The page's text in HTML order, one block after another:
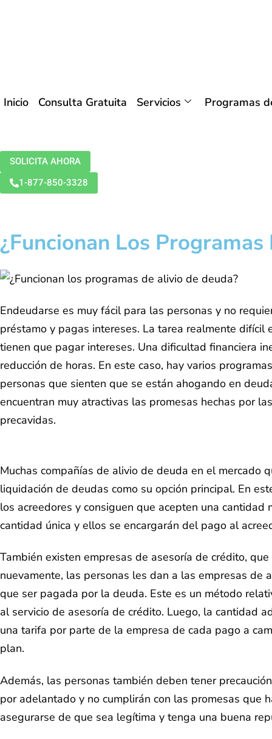
Inicio Consulta Gratuita Servicios Programas
SOLICITA AHORA
1-877-850-3328
¿Funcionan Los
Endeudarse es muy fácil para las personas y no
préstamo y pagas intereses. La tarea realmente
tienen que pagar intereses. Una dificultad financiera
reducción de horas. En este caso, hay varios
personas que sienten que se están ahogando en
encuentran muy atractivas las promesas hechas por
precavidas.
Muchas compañías de alivio de deuda en el mercado
liquidación de deudas como su opción principal. En
los acreedores y consiguen que acepten una
cantidad única y ellos se encargarán del pago al
También existen empresas de asesoría de crédito,
nuevamente, las personas les dan a las empresas
que ser pagada por la deuda. Este es un método
al servicio de asesoría de crédito. Luego, la cantidad
una tarifa por parte de la empresa de cada pago a
plan.
Además, las personas también deben tener
por adelantado y no cumplirán con las promesas que
asegurarse de que sea legítima y tenga una buena